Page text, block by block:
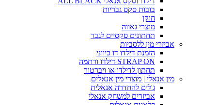
בובות סקס גבריות
חוקן
מוצרי גאווה
תחתונים סקסיים לגבר
אביזרי מין ללסביות
הזמנת דילדו דו כיווני
STRAP ON דילדו ורתמה
תחתון לדילדו או ויברטור
מין אנאלי | מוצרי מין אנאלים
ג'לים להחדרה אנאלית
אביזרים למשחק אנאלי